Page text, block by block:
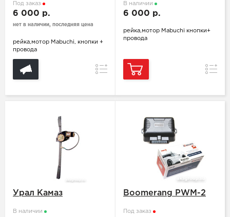
Под заказ
6 000 р.
нет в наличии, последняя цена
рейка,мотор Mabuchi, кнопки +
провода
Сравнение
В наличии
6 000 р.
рейка,мотор Mabuchi кнопки+
провода
Урал Камаз
В наличии
Boomerang PWM-2
Под заказ